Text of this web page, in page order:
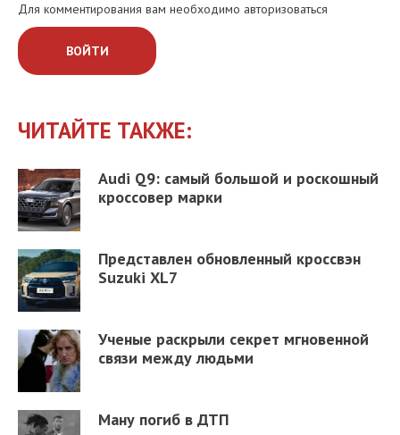
Для комментирования вам необходимо авторизоваться
ВОЙТИ
ЧИТАЙТЕ ТАКЖЕ:
Audi Q9: самый большой и роскошный
кроссовер марки
Представлен обновленный кроссвэн
Suzuki XL7
Ученые раскрыли секрет мгновенной
связи между людьми
Ману погиб в ДТП